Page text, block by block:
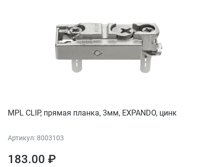
MPL CLIP, прямая планка, 3мм, EXPANDO, цинк
Артикул: 8003103
183.00 ₽